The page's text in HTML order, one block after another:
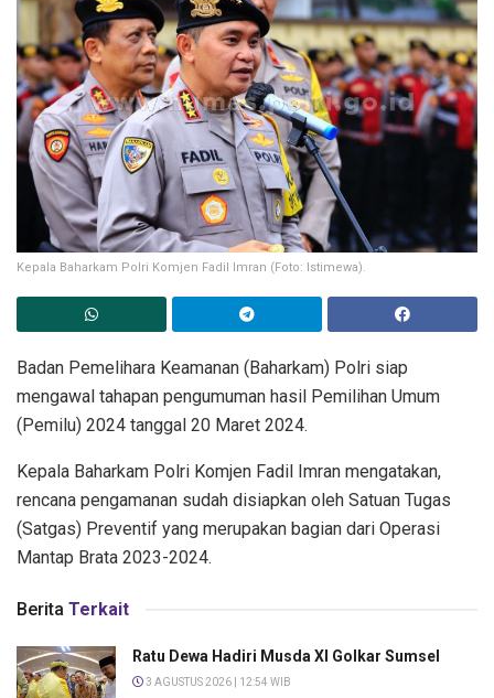
Kepala Baharkam Polri Komjen Fadil Imran (Foto: Istimewa).
Badan Pemelihara Keamanan (Baharkam) Polri siap
mengawal tahapan pengumuman hasil Pemilihan Umum
(Pemilu) 2024 tanggal 20 Maret 2024.
Kepala Baharkam Polri Komjen Fadil Imran mengatakan,
rencana pengamanan sudah disiapkan oleh Satuan Tugas
(Satgas) Preventif yang merupakan bagian dari Operasi
Mantap Brata 2023-2024.
Berita Terkait
Ratu Dewa Hadiri Musda XI Golkar Sumsel
3 AGUSTUS 2026 | 12:54 WIB